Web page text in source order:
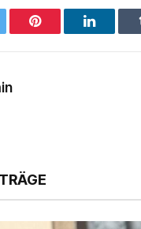
Pinterest LinkedIn